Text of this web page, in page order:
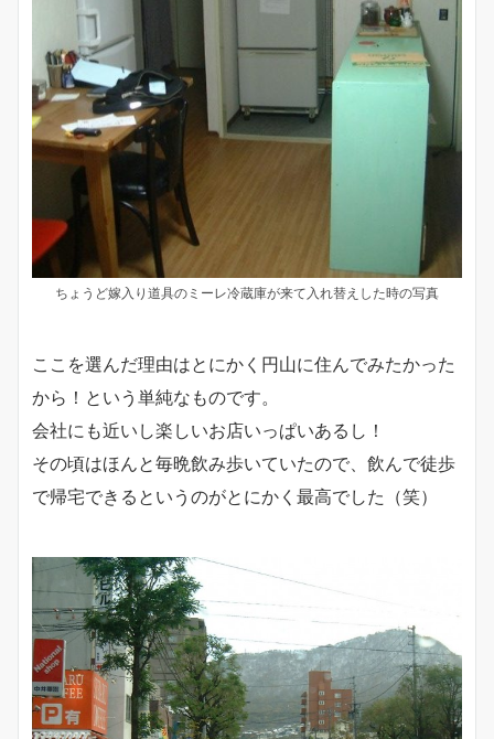
ちょうど嫁入り道具のミーレ冷蔵庫が来て入れ替えした時の写真
ここを選んだ理由はとにかく円山に住んでみたかった
から！という単純なものです。
会社にも近いし楽しいお店いっぱいあるし！
その頃はほんと毎晩飲み歩いていたので、飲んで徒歩
で帰宅できるというのがとにかく最高でした（笑）